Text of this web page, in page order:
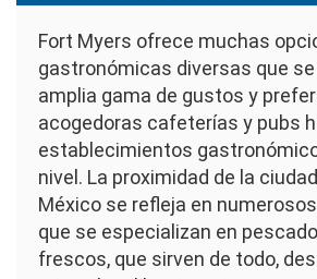
Fort Myers ofrece muchas
gastronómicas diversas que
amplia gama de gustos y
acogedoras cafeterías y pubs
establecimientos
nivel. La proximidad de la
México se refleja en
que se especializan en
frescos, que sirven de todo,